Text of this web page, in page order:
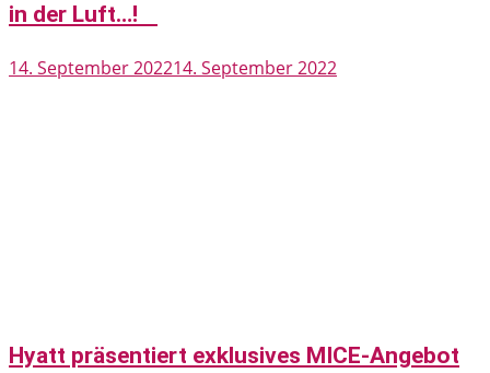
in der Luft…!
14. September 202214. September 2022
Hyatt präsentiert exklusives MICE-Angebot